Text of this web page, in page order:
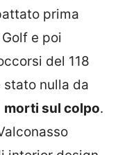
prima
e poi
del 118
stato nulla da
morti sul colpo.